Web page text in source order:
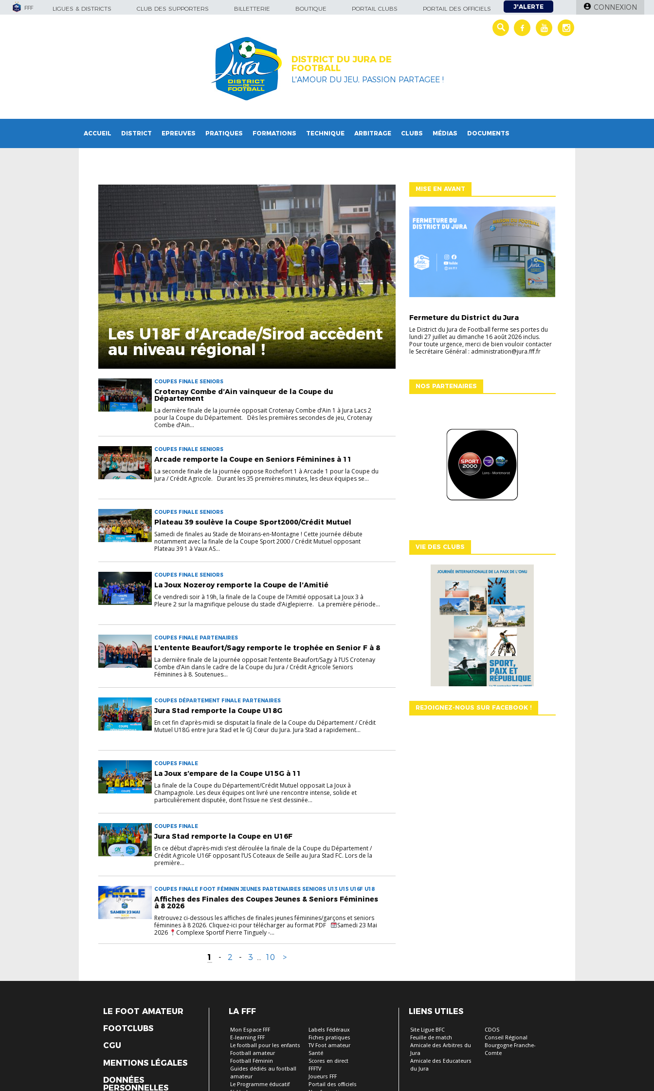
FFF LIGUES & DISTRICTS CLUB DES SUPPORTERS BILLETTERIE BOUTIQUE PORTAIL CLUBS PORTAIL DES OFFICIELS J'ALERTE CONNEXION
DISTRICT DU JURA DE
FOOTBALL
L'AMOUR DU JEU, PASSION PARTAGEE !
ACCUEIL DISTRICT EPREUVES PRATIQUES FORMATIONS TECHNIQUE ARBITRAGE CLUBS MÉDIAS DOCUMENTS
Les U18F d’Arcade/Sirod accèdent
au niveau régional !
COUPES FINALE SENIORS
Crotenay Combe d’Ain vainqueur de la Coupe du
Département
La dernière finale de la journée opposait Crotenay Combe d’Ain 1 à Jura Lacs 2
pour la Coupe du Département. Dès les premières secondes de jeu, Crotenay
Combe d’Ain...
COUPES FINALE SENIORS
Arcade remporte la Coupe en Seniors Féminines à 11
La seconde finale de la journée oppose Rochefort 1 à Arcade 1 pour la Coupe du
Jura / Crédit Agricole. Durant les 35 premières minutes, les deux équipes se...
COUPES FINALE SENIORS
Plateau 39 soulève la Coupe Sport2000/Crédit Mutuel
Samedi de finales au Stade de Moirans-en-Montagne ! Cette journée débute
notamment avec la finale de la Coupe Sport 2000 / Crédit Mutuel opposant
Plateau 39 1 à Vaux AS...
COUPES FINALE SENIORS
La Joux Nozeroy remporte la Coupe de l’Amitié
Ce vendredi soir à 19h, la finale de la Coupe de l’Amitié opposait La Joux 3 à
Pleure 2 sur la magnifique pelouse du stade d’Aiglepierre. La première période...
COUPES FINALE PARTENAIRES
L’entente Beaufort/Sagy remporte le trophée en Senior F à 8
La dernière finale de la journée opposait l’entente Beaufort/Sagy à l’US Crotenay
Combe d’Ain dans le cadre de la Coupe du Jura / Crédit Agricole Seniors
Féminines à 8. Soutenues...
COUPES DÉPARTEMENT FINALE PARTENAIRES
Jura Stad remporte la Coupe U18G
En cet fin d’après-midi se disputait la finale de la Coupe du Département / Crédit
Mutuel U18G entre Jura Stad et le GJ Cœur du Jura. Jura Stad a rapidement...
COUPES FINALE
La Joux s’empare de la Coupe U15G à 11
La finale de la Coupe du Département/Crédit Mutuel opposait La Joux à
Champagnole. Les deux équipes ont livré une rencontre intense, solide et
particulièrement disputée, dont l’issue ne s’est dessinée...
COUPES FINALE
Jura Stad remporte la Coupe en U16F
En ce début d’après-midi s’est déroulée la finale de la Coupe du Département /
Crédit Agricole U16F opposant l’US Coteaux de Seille au Jura Stad FC. Lors de la
première...
COUPES FINALE FOOT FÉMININ JEUNES PARTENAIRES SENIORS U13 U15 U16F U18
Affiches des Finales des Coupes Jeunes & Seniors Féminines
à 8 2026
Retrouvez ci-dessous les affiches de finales jeunes féminines/garçons et seniors
féminines à 8 2026. Cliquez-ici pour télécharger au format PDF
Samedi 23 Mai
2026
Complexe Sportif Pierre Tinguely -...
1 - 2 - 3 ... 10 >
MISE EN AVANT
Fermeture du District du Jura
Le District du Jura de Football ferme ses portes du
lundi 27 juillet au dimanche 16 août 2026 inclus.
Pour toute urgence, merci de bien vouloir contacter
le Secrétaire Général : administration@jura.fff.fr
NOS PARTENAIRES
VIE DES CLUBS
REJOIGNEZ-NOUS SUR FACEBOOK !
LE FOOT AMATEUR
FOOTCLUBS
CGU
MENTIONS LÉGALES
DONNÉES
PERSONNELLES
LA FFF
Mon Espace FFF
E-learning FFF
Le football pour les enfants
Football amateur
Football Féminin
Guides dédiés au football
amateur
Le Programme éducatif
Labels Fédéraux
Fiches pratiques
TV Foot amateur
Santé
Scores en direct
FFFTV
Joueurs FFF
Portail des officiels
LIENS UTILES
Site Ligue BFC
Feuille de match
Amicale des Arbitres du
Jura
Amicale des Educateurs
du Jura
CDOS
Conseil Régional
Bourgogne Franche-
Comte